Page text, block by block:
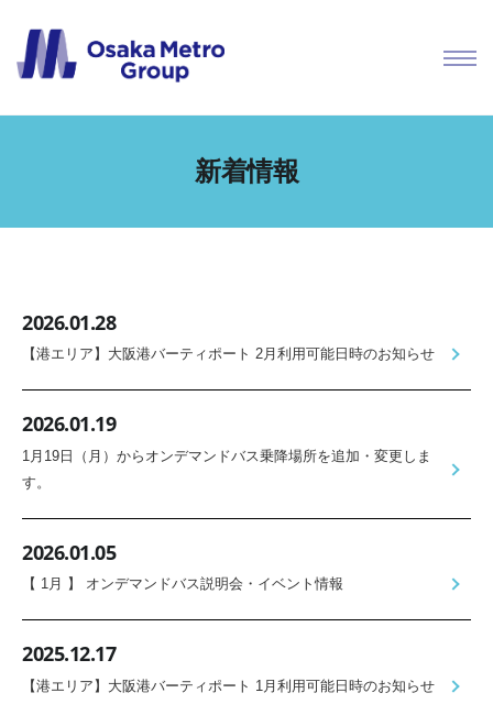
新着情報
2026.01.28
【港エリア】大阪港バーティポート 2月利用可能日時のお知らせ
2026.01.19
1月19日（月）からオンデマンドバス乗降場所を追加・変更しま
す。
2026.01.05
【 1月 】 オンデマンドバス説明会・イベント情報
2025.12.17
【港エリア】大阪港バーティポート 1月利用可能日時のお知らせ